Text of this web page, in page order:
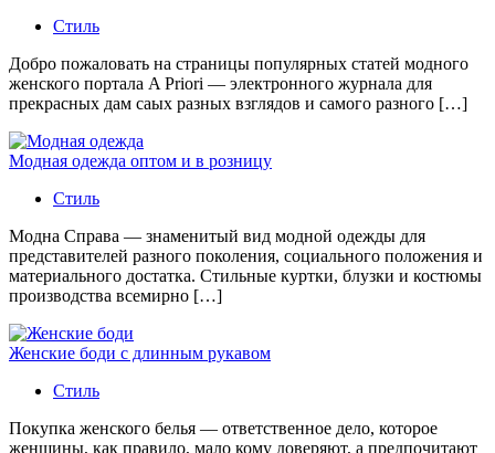
Стиль
Добро пожаловать на страницы популярных статей модного
женского портала A Priori — электронного журнала для
прекрасных дам саых разных взглядов и самого разного […]
Модная одежда оптом и в розницу
Стиль
Модна Справа — знаменитый вид модной одежды для
представителей разного поколения, социального положения и
материального достатка. Стильные куртки, блузки и костюмы
производства всемирно […]
Женские боди с длинным рукавом
Стиль
Покупка женского белья — ответственное дело, которое
женщины, как правило, мало кому доверяют, а предпочитают